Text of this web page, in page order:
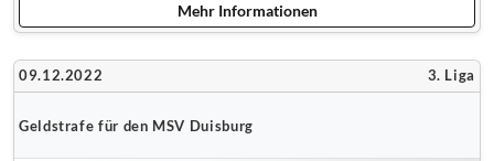
Mehr Informationen
09.12.2022 3. Liga
Geldstrafe für den MSV Duisburg